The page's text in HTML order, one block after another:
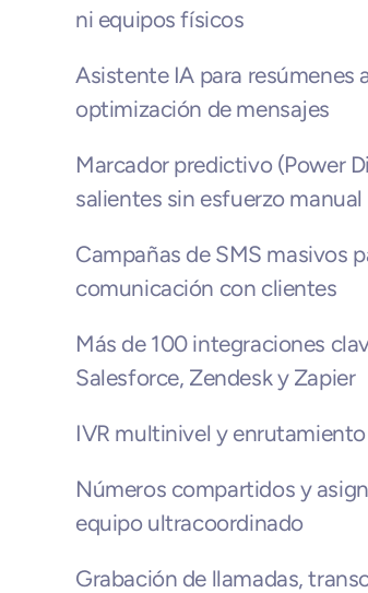
ni equipos físicos
Asistente IA para
optimización de mensajes
Marcador predictivo (Power
salientes sin esfuerzo manual
Campañas de SMS masivos
comunicación con clientes
Más de 100 integraciones
Salesforce, Zendesk y Zapier
IVR multinivel y
Números compartidos y
equipo ultracoordinado
Grabación de llamadas,